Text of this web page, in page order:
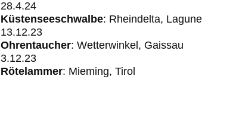
28.4.24
Küstenseeschwalbe: Rheindelta, Lagune
13.12.23
Ohrentaucher: Wetterwinkel, Gaissau
3.12.23
Rötelammer: Mieming, Tirol